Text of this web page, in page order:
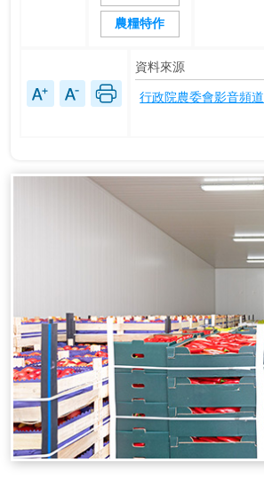
農糧特作
資料來源
行政院農委會影音頻道